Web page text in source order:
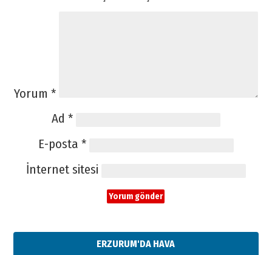
Yorum *
Ad *
E-posta *
İnternet sitesi
ERZURUM'DA HAVA